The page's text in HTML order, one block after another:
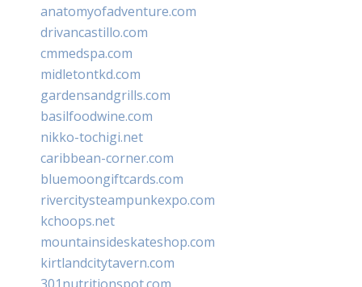
anatomyofadventure.com
drivancastillo.com
cmmedspa.com
midletontkd.com
gardensandgrills.com
basilfoodwine.com
nikko-tochigi.net
caribbean-corner.com
bluemoongiftcards.com
rivercitysteampunkexpo.com
kchoops.net
mountainsideskateshop.com
kirtlandcitytavern.com